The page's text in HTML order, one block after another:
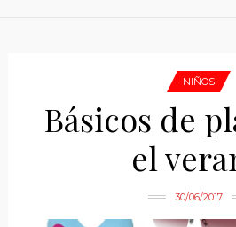
NIÑOS
Básicos de
el
30/06/2017